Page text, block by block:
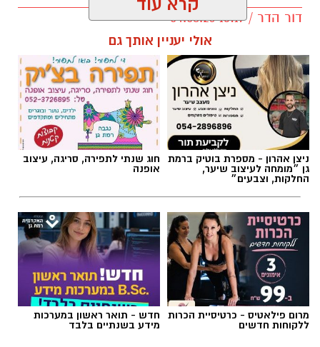
דור הדר / 13:17 04.08.26
תגים:משרד התחבורה, משרד הרישוי, העברת
בעלות
קרא עוד
אולי יעניין אותך גם
ניצן אהרון - מספרת בוטיק ברמת
גן ״מומחה לעיצוב שיער,
החלקות, וצבעים״
חוג שנתי לתפירה, סריגה, עיצוב
אופנה
מרום פילאטיס - כרטיסיית הכרות
ללקוחות חדשים
חדש - תואר ראשון במערכות
מידע בשנתיים בלבד